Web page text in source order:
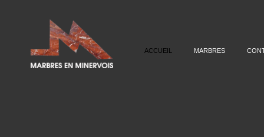
ACCUEIL MARBRES